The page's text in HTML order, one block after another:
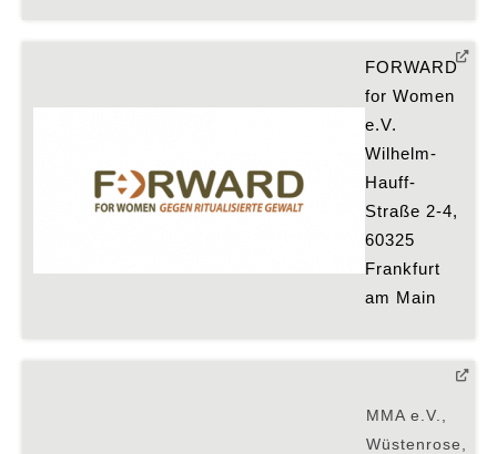
FORWARD
for Women
e.V.
Wilhelm-
Hauff-
Straße 2-4,
60325
Frankfurt
am Main
MMA e.V.,
Wüstenrose,